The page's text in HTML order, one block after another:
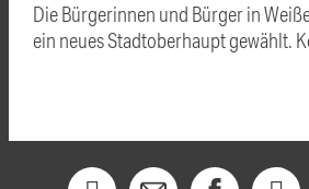
Die Bürgerinnen und Bürger in
ein neues Stadtoberhaupt gewählt.